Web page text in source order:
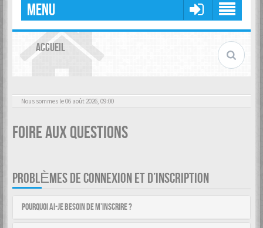
MENU
ACCUEIL
Nous sommes le 06 août 2026, 09:00
Foire aux questions
PROBLÈMES DE CONNEXION ET D’INSCRIPTION
Pourquoi ai-je besoin de m’inscrire ?